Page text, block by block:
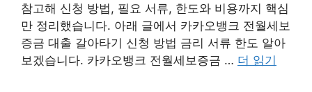
참고해 신청 방법, 필요 서류, 한도와 비용까지 핵심
만 정리했습니다. 아래 글에서 카카오뱅크 전월세보
증금 대출 갈아타기 신청 방법 금리 서류 한도 알아
보겠습니다. 카카오뱅크 전월세보증금 … 더 읽기